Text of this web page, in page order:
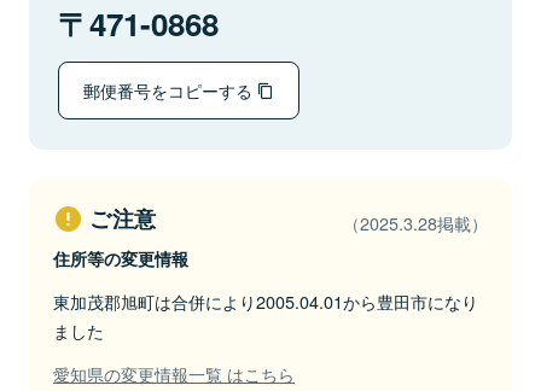
471-0868
郵便番号をコピーする
ご注意 （2025.3.28掲載）
住所等の変更情報
東加茂郡旭町は合併により2005.04.01から豊田市になり
ました
愛知県の変更情報一覧 はこちら